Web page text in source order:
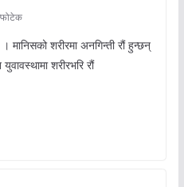
मानिसको शरीरमा अनगिन्ती रौं हुन्छन्
शरीरभरि रौं